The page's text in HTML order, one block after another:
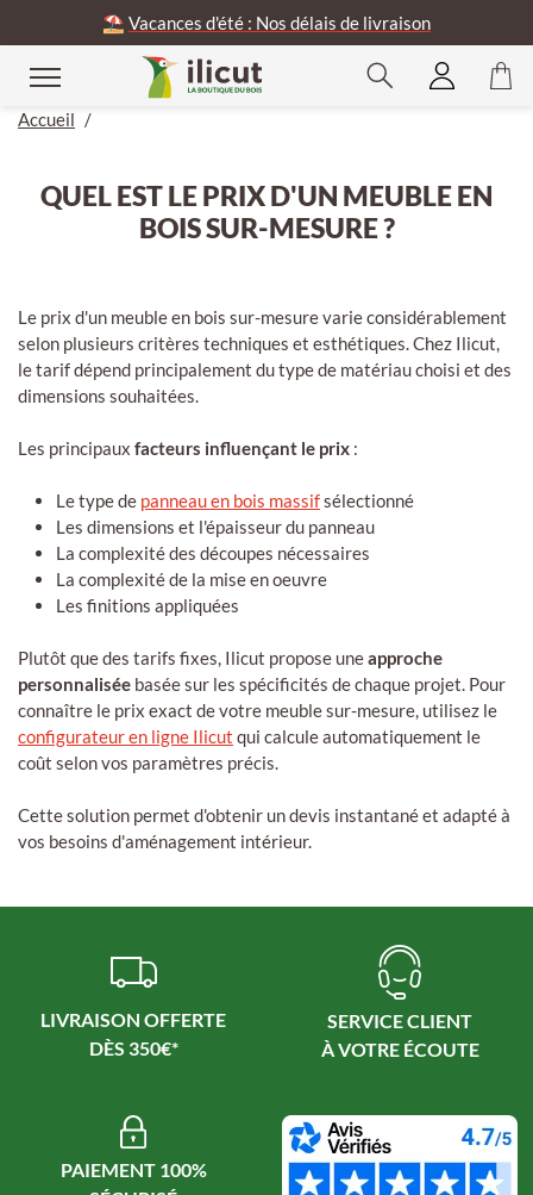
⛱️ Vacances d'été : Nos délais de livraison
Accueil /
QUEL EST LE PRIX D'UN MEUBLE EN
BOIS SUR-MESURE ?
Le prix d'un meuble en bois sur-mesure varie considérablement
selon plusieurs critères techniques et esthétiques. Chez Ilicut,
le tarif dépend principalement du type de matériau choisi et des
dimensions souhaitées.
Les principaux facteurs influençant le prix :
Le type de panneau en bois massifsélectionné
Les dimensions et l'épaisseur du panneau
La complexité des découpes nécessaires
La complexité de la mise en oeuvre
Les finitions appliquées
Plutôt que des tarifs fixes, Ilicut propose uneapproche
personnalisée basée sur les spécificités de chaque projet. Pour
connaître le prix exact de votre meuble sur-mesure, utilisez le
configurateur en ligne Ilicut qui calcule automatiquement le
coût selon vos paramètres précis.
Cette solution permet d'obtenir un devis instantané et adapté à
vos besoins d'aménagement intérieur.
LIVRAISON OFFERTE
DÈS 350€*
SERVICE CLIENT
À VOTRE ÉCOUTE
PAIEMENT 100%